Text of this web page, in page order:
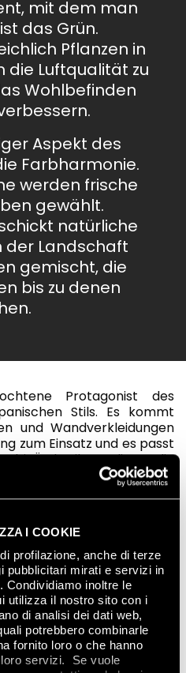
I COOKIE
profilazione, anche di terze
pubblicitari mirati e servizi in
Condividiamo inoltre le
utilizza il nostro sito con i
di analisi dei dati web,
potrebbero combinarle
fornito loro o che hanno
servizi. Se vuole
mit dem man
das Grün.
Pflanzen in
die Luftqualität zu
Wohlbefinden
Aspekt des
Farbharmonie.
werden frische
gewählt.
natürliche
der Landschaft
gemischt, die
bis zu denen
Protagonist des
Stils. Es kommt
und Wandverkleidungen
zum Einsatz und es passt
Ästhetik, die die
hervorhebt. Astlöcher,
Bewegungen, die in der
extrem vielseitigen
technischen
mit Holzoptik, das
sondern auch Hygiene,
bietet, perfekt
reich an Details sind die
aus Feinsteinzeug mit